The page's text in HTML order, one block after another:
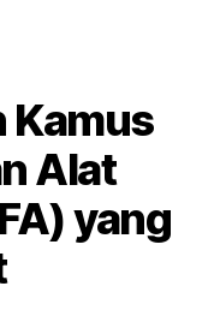
Kamus
Alat
yang